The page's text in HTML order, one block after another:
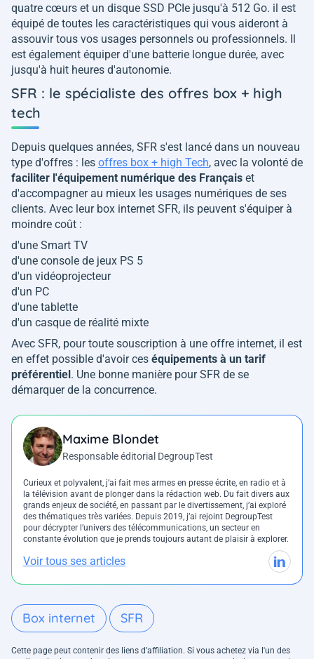
quatre cœurs et un disque SSD PCIe jusqu'à 512 Go. il est
équipé de toutes les caractéristiques qui vous aideront à
assouvir tous vos usages personnels ou professionnels. Il
est également équiper d'une batterie longue durée, avec
jusqu'à huit heures d'autonomie.
SFR : le spécialiste des offres box + high
tech
Depuis quelques années, SFR s'est lancé dans un nouveau
type d'offres : les offres box + high Tech, avec la volonté de
faciliter l'équipement numérique des Français et
d'accompagner au mieux les usages numériques de ses
clients. Avec leur box internet SFR, ils peuvent s'équiper à
moindre coût :
d'une Smart TV
d'une console de jeux PS 5
d'un vidéoprojecteur
d'un PC
d'une tablette
d'un casque de réalité mixte
Avec SFR, pour toute souscription à une offre internet, il est
en effet possible d'avoir ces équipements à un tarif
préférentiel. Une bonne manière pour SFR de se
démarquer de la concurrence.
Maxime Blondet
Responsable éditorial DegroupTest
Curieux et polyvalent, j’ai fait mes armes en presse écrite, en radio et à
la télévision avant de plonger dans la rédaction web. Du fait divers aux
grands enjeux de société, en passant par le divertissement, j’ai exploré
des thématiques très variées. Depuis 2019, j’ai rejoint DegroupTest
pour décrypter l’univers des télécommunications, un secteur en
constante évolution que je prends toujours autant de plaisir à explorer.
Voir tous ses articles
Box internet SFR
Cette page peut contenir des liens d’affiliation. Si vous achetez via l'un des